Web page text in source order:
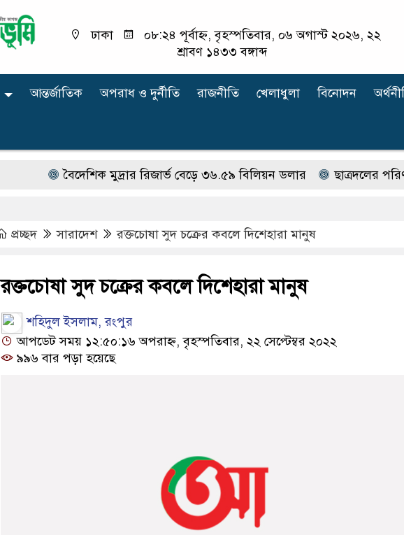
ঢাকা
০৮:২৪ পূর্বাহ্ন, বৃহস্পতিবার, ০৬ অগাস্ট ২০২৬, ২২
শ্রাবণ ১৪৩৩ বঙ্গাব্দ
আন্তর্জাতিক অপরাধ ‍ও দুর্নীতি রাজনীতি খেলাধুলা বিনোদন
বৈদেশিক মুদ্রার রিজার্ভ বেড়ে ৩৬.৫৯ বিলিয়ন ডলার ছাত্রদলের পরিণতি
প্রচ্ছদ সারাদেশ রক্তচোষা সুদ চক্রের কবলে দিশেহারা মানুষ
রক্তচোষা সুদ চক্রের কবলে দিশেহারা মানুষ
শহিদুল ইসলাম, রংপুর
আপডেট সময় ১২:৫০:১৬ অপরাহ্ন, বৃহস্পতিবার, ২২ সেপ্টেম্বর ২০২২
৯৯৬ বার পড়া হয়েছে